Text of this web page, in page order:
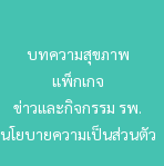
บทความสุขภาพ
แพ็กเกจ
ข่าวและกิจกรรม รพ.
นโยบายความเป็นส่วนตัว